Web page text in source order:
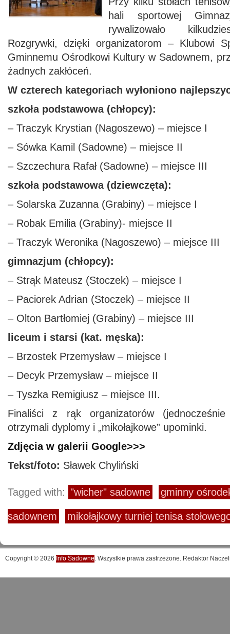
hali sportowej
rywalizowało
Rozgrywki, dzięki organizatorom – Klubowi
Gminnemu Ośrodkowi Kultury w Sadownem,
żadnych zakłóceń.
W czterech kategoriach wyłoniono
szkoła podstawowa (chłopcy):
– Traczyk Krystian (Nagoszewo) – miejsce I
– Sówka Kamil (Sadowne) – miejsce II
– Szczechura Rafał (Sadowne) – miejsce III
szkoła podstawowa (dziewczęta):
– Solarska Zuzanna (Grabiny) – miejsce I
– Robak Emilia (Grabiny)- miejsce II
– Traczyk Weronika (Nagoszewo) – miejsce III
gimnazjum (chłopcy):
– Strąk Mateusz (Stoczek) – miejsce I
– Paciorek Adrian (Stoczek) – miejsce II
– Olton Bartłomiej (Grabiny) – miejsce III
liceum i starsi (kat. męska):
– Brzostek Przemysław – miejsce I
– Decyk Przemysław – miejsce II
– Tyszka Remigiusz – miejsce III.
Finaliści z rąk organizatorów
otrzymali dyplomy i „mikołajkowe” upominki.
Zdjęcia w galerii Google>>>
Tekst/foto: Sławek Chyliński
Tagged with: "wicher" sadowne gminny
sadownem mikołajkowy turniej tenisa
Copyright © 2026 Info Sadowne. Wszystkie prawa zastrzeżone. Redaktor